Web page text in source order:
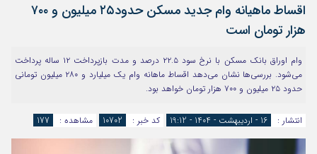
آپارات
اپلیکیشن رمز عبور
مرا به خاطر بسپار
اقساط ماهیانه وام جدید مسکن حدود۲۵ میلیون و ۷۰۰
هزار تومان است
وام اوراق بانک مسکن با نرخ سود ۲۲.۵ درصد و مدت بازپرداخت ۱۲ ساله پرداخت
می‌شود. بررسی‌ها نشان می‌دهد اقساط ماهانه وام یک میلیارد و ۲۸۰ میلیون تومانی
حدود ۲۵ میلیون و ۷۰۰ هزار تومان خواهد بود.
انتشار : 16 - اردیبهشت - 1404 - 19:12 کد خبر : 10702 مشاهده : 177